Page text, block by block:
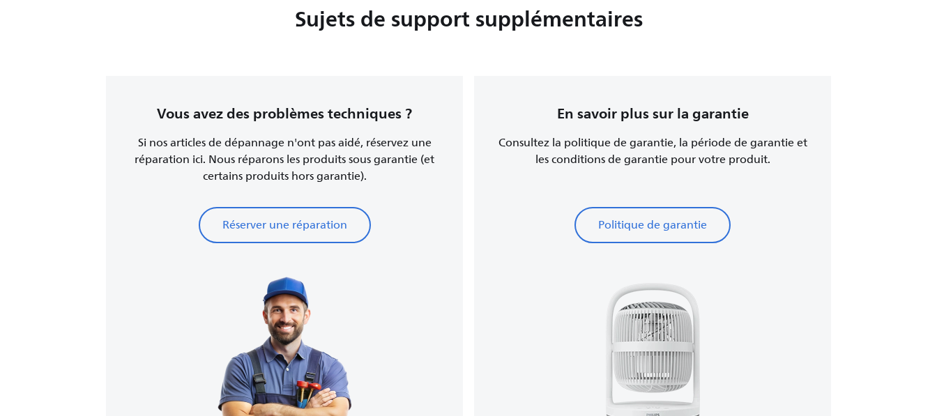
Sujets de support supplémentaires
Vous avez des problèmes techniques ?
Si nos articles de dépannage n'ont pas aidé, réservez une
réparation ici. Nous réparons les produits sous garantie (et
certains produits hors garantie).
Réserver une réparation
En savoir plus sur la garantie
Consultez la politique de garantie, la période de garantie et
les conditions de garantie pour votre produit.
Politique de garantie